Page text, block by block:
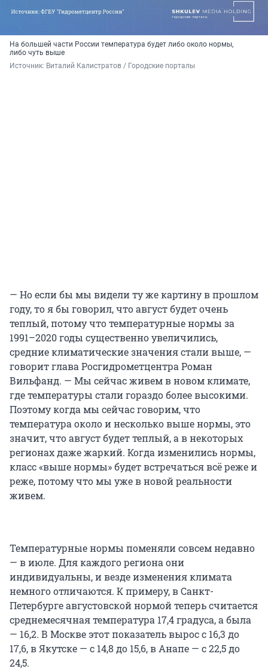
На большей части России температура будет либо около нормы,
либо чуть выше
Источник: Виталий Калистратов / Городские порталы
— Но если бы мы видели ту же картину в прошлом
году, то я бы говорил, что август будет очень
теплый, потому что температурные нормы за
1991–2020 годы существенно увеличились,
средние климатические значения стали выше, —
говорит глава Росгидрометцентра Роман
Вильфанд. — Мы сейчас живем в новом климате,
где температуры стали гораздо более высокими.
Поэтому когда мы сейчас говорим, что
температура около и несколько выше нормы, это
значит, что август будет теплый, а в некоторых
регионах даже жаркий. Когда изменились нормы,
класс «выше нормы» будет встречаться всё реже и
реже, потому что мы уже в новой реальности
живем.
Температурные нормы поменяли совсем недавно
— в июле. Для каждого региона они
индивидуальны, и везде изменения климата
немного отличаются. К примеру, в Санкт-
Петербурге августовской нормой теперь считается
среднемесячная температура 17,4 градуса, а была
— 16,2. В Москве этот показатель вырос с 16,3 до
17,6, в Якутске — с 14,8 до 15,6, в Анапе — с 22,5 до
24,5.